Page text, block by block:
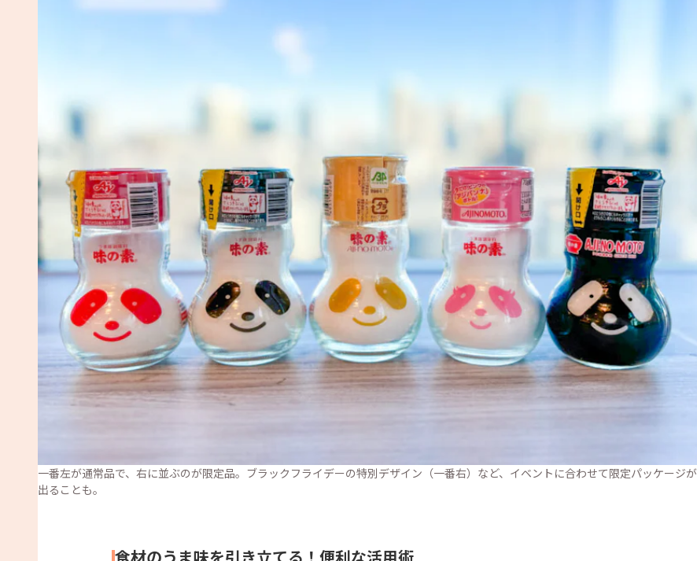
一番左が通常品で、右に並ぶのが限定品。ブラックフライデーの特別デザイン（一番右）など、イベントに合わせて限定パッケージが
出ることも。
食材のうま味を引き立てる！便利な活用術